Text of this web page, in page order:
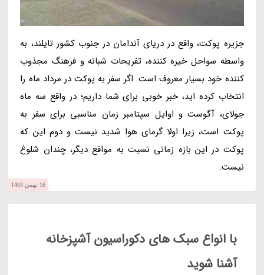
جزیره پوکت، واقع در دریای آندامان در جنوب کشور تایلند، به
واسطه سواحل خیره کننده، تفریحات شبانه و فرهنگ مجذوب
کننده خود بسیار معروف است. اگر سفر به پوکت در مرداد ماه را
انتخاب کرده اید، خبر خوبی برای شما داریم؛ در واقع سه ماه
جولای، آگوست و اوایل سپتامبر زمان مناسبی برای سفر به
پوکت است، زیرا اولا گرمای هوا شدید نیست و دوم این که
پوکت در این بازه زمانی نسبت به مواقع دیگر، چندان شلوغ
نیست.
16 بهمن 1403
با انواع سبک های دکوراسیون آشپزخانه
آشنا شوید